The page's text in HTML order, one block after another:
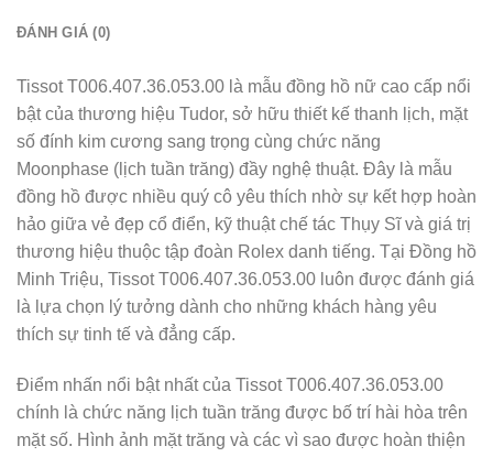
ĐÁNH GIÁ (0)
Tissot T006.407.36.053.00 là mẫu đồng hồ nữ cao cấp nổi
bật của thương hiệu Tudor, sở hữu thiết kế thanh lịch, mặt
số đính kim cương sang trọng cùng chức năng
Moonphase (lịch tuần trăng) đầy nghệ thuật. Đây là mẫu
đồng hồ được nhiều quý cô yêu thích nhờ sự kết hợp hoàn
hảo giữa vẻ đẹp cổ điển, kỹ thuật chế tác Thụy Sĩ và giá trị
thương hiệu thuộc tập đoàn Rolex danh tiếng. Tại Đồng hồ
Minh Triệu, Tissot T006.407.36.053.00 luôn được đánh giá
là lựa chọn lý tưởng dành cho những khách hàng yêu
thích sự tinh tế và đẳng cấp.
Điểm nhấn nổi bật nhất của Tissot T006.407.36.053.00
chính là chức năng lịch tuần trăng được bố trí hài hòa trên
mặt số. Hình ảnh mặt trăng và các vì sao được hoàn thiện